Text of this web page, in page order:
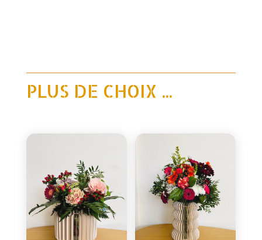
PLUS DE CHOIX ...